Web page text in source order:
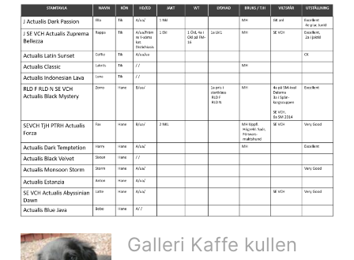
Galleri Kaffe kullen